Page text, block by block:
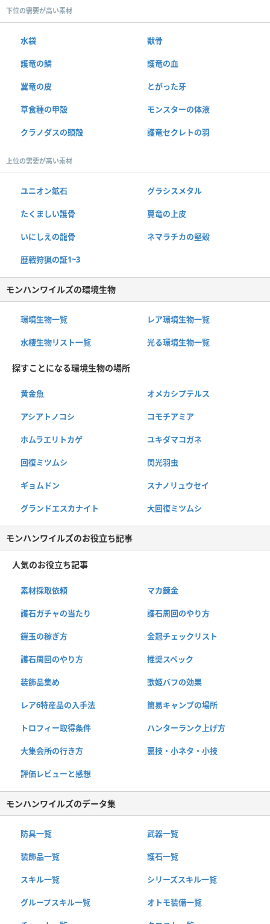
下位の需要が高い素材
水袋 獣骨
護竜の鱗 護竜の血
翼竜の皮 とがった牙
草食種の甲殻 モンスターの体液
クラノダスの頭殻 護竜セクレトの羽
上位の需要が高い素材
ユニオン鉱石 グラシスメタル
たくましい護骨 翼竜の上皮
いにしえの龍骨 ネマラチカの堅殻
歴戦狩猟の証1~3
モンハンワイルズの環境生物
環境生物一覧 レア環境生物一覧
水棲生物リスト一覧 光る環境生物一覧
探すことになる環境生物の場所
黄金魚 オメカシプテルス
アシアトノコシ コモチアミア
ホムラエリトカゲ ユキダマコガネ
回復ミツムシ 閃光羽虫
ギョムドン スナノリュウセイ
グランドエスカナイト 大回復ミツムシ
モンハンワイルズのお役立ち記事
人気のお役立ち記事
素材採取依頼 マカ錬金
護石ガチャの当たり 護石周回のやり方
鎧玉の稼ぎ方 金冠チェックリスト
護石周回のやり方 推奨スペック
装飾品集め 歌姫バフの効果
レア6特産品の入手法 簡易キャンプの場所
トロフィー取得条件 ハンターランク上げ方
大集会所の行き方 裏技・小ネタ・小技
評価レビューと感想
モンハンワイルズのデータ集
防具一覧 武器一覧
装飾品一覧 護石一覧
スキル一覧 シリーズスキル一覧
グループスキル一覧 オトモ装備一覧